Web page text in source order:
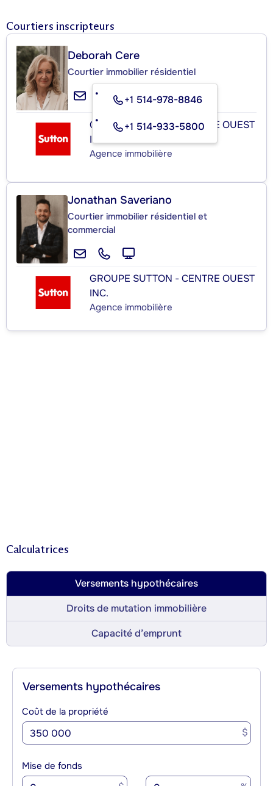
Courtiers inscripteurs
Deborah Cere
Courtier immobilier résidentiel
+1 514-978-8846
+1 514-933-5800
GROUPE SUTTON - CENTRE OUEST
INC.
Agence immobilière
Jonathan Saveriano
Courtier immobilier résidentiel et
commercial
GROUPE SUTTON - CENTRE OUEST
INC.
Agence immobilière
Calculatrices
Versements hypothécaires
Droits de mutation immobilière
Capacité d’emprunt
Versements hypothécaires
Coût de la propriété
$
Mise de fonds